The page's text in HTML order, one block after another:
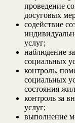
проведение
досуговых
содействие
услуг;
наблюдение
социальных
контроль,
социальных
состояния
контроль за
услуг;
выполнение